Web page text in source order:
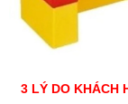
3 LÝ DO KHÁCH